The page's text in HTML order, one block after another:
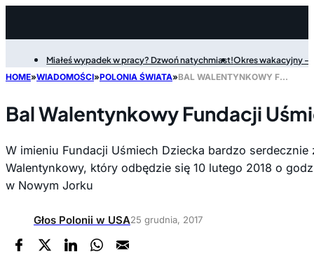
Miałeś wypadek w pracy? Dzwoń natychmiast!Okres wakacyjny -
HOME»WIADOMOŚCI»POLONIA ŚWIATA» BAL WALENTYNKOWY FUNDACJI UŚMIECH DZIECKA W NY
Bal Walentynkowy Fundacji
W imieniu Fundacji Uśmiech Dziecka bardzo
Walentynkowy, który odbędzie się 10 lutego 2018 o
w Nowym Jorku
Głos Polonii w USA25 grudnia, 2017
Filter